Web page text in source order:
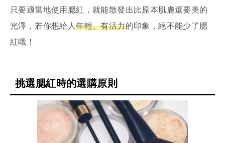
只要適當地使用腮紅，就能散發出比原本肌膚還要美的
光澤，若你想給人年輕、有活力的印象，絕不能少了腮
紅哦！
挑選腮紅時的選購原則